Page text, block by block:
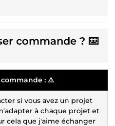
commande ? ⌨️
: ⚠️
si vous avez un projet
à chaque projet et
cela que j'aime échanger